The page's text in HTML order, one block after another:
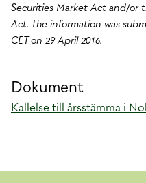
Securities Market Act and/or
Act. The information was
CET on 29 April 2016.
Dokument
Kallelse till årsstämma i